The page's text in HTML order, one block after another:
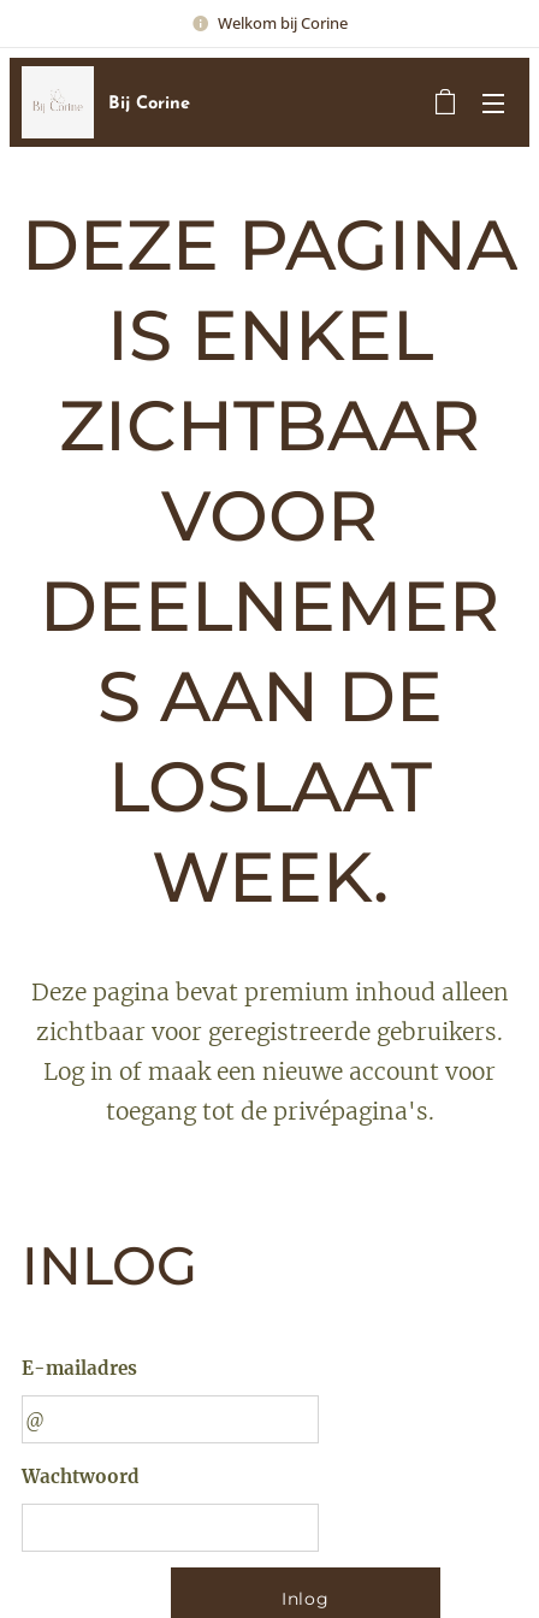
Welkom bij Corine
Bij Corine
DEZE PAGINA
IS ENKEL
ZICHTBAAR
VOOR
DEELNEMER
S AAN DE
LOSLAAT
WEEK.
Deze pagina bevat premium inhoud alleen
zichtbaar voor geregistreerde gebruikers.
Log in of maak een nieuwe account voor
toegang tot de privépagina's.
INLOG
E-mailadres
Wachtwoord
Inlog